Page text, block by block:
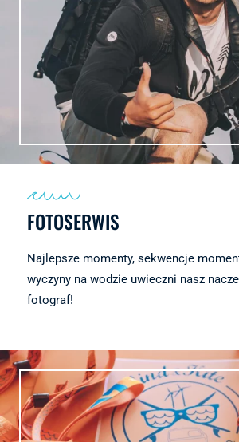
FOTOSERWIS
Najlepsze momenty, sekwencje
wyczyny na wodzie uwieczni nasz
fotograf!